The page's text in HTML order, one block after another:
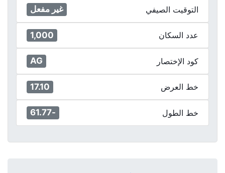
التوقيت الصيفي غير مفعل
عدد السكان 1,000
كود الإختصار AG
خط العرض 17.10
خط الطول -61.77